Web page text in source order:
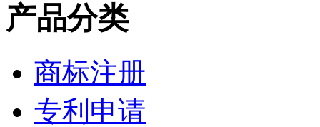
产品分类
商标注册
专利申请